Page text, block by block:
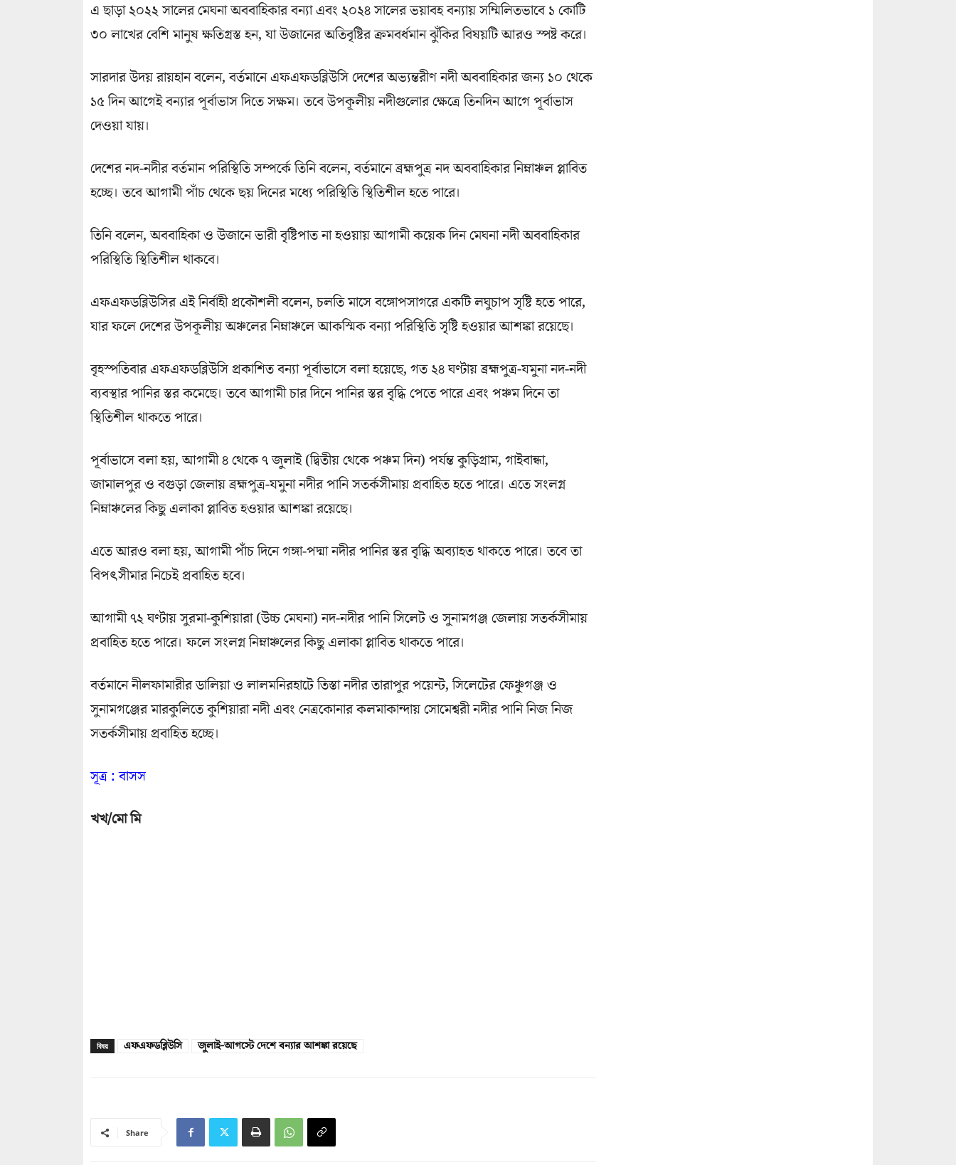
এ ছাড়া ২০২২ সালের মেঘনা অববাহিকার বন্যা এবং ২০২৪ সালের ভয়াবহ বন্যায় সম্মিলিতভাবে ১ কোটি
৩০ লাখের বেশি মানুষ ক্ষতিগ্রস্ত হন, যা উজানের অতিবৃষ্টির ক্রমবর্ধমান ঝুঁকির বিষয়টি আরও স্পষ্ট করে।
সারদার উদয় রায়হান বলেন, বর্তমানে এফএফডব্লিউসি দেশের অভ্যন্তরীণ নদী অববাহিকার জন্য ১০ থেকে
১৫ দিন আগেই বন্যার পূর্বাভাস দিতে সক্ষম। তবে উপকূলীয় নদীগুলোর ক্ষেত্রে তিনদিন আগে পূর্বাভাস
দেওয়া যায়।
দেশের নদ-নদীর বর্তমান পরিস্থিতি সম্পর্কে তিনি বলেন, বর্তমানে ব্রহ্মপুত্র নদ অববাহিকার নিম্নাঞ্চল প্লাবিত
হচ্ছে। তবে আগামী পাঁচ থেকে ছয় দিনের মধ্যে পরিস্থিতি স্থিতিশীল হতে পারে।
তিনি বলেন, অববাহিকা ও উজানে ভারী বৃষ্টিপাত না হওয়ায় আগামী কয়েক দিন মেঘনা নদী অববাহিকার
পরিস্থিতি স্থিতিশীল থাকবে।
এফএফডব্লিউসির এই নির্বাহী প্রকৌশলী বলেন, চলতি মাসে বঙ্গোপসাগরে একটি লঘুচাপ সৃষ্টি হতে পারে,
যার ফলে দেশের উপকূলীয় অঞ্চলের নিম্নাঞ্চলে আকস্মিক বন্যা পরিস্থিতি সৃষ্টি হওয়ার আশঙ্কা রয়েছে।
বৃহস্পতিবার এফএফডব্লিউসি প্রকাশিত বন্যা পূর্বাভাসে বলা হয়েছে, গত ২৪ ঘণ্টায় ব্রহ্মপুত্র-যমুনা নদ-নদী
ব্যবস্থার পানির স্তর কমেছে। তবে আগামী চার দিনে পানির স্তর বৃদ্ধি পেতে পারে এবং পঞ্চম দিনে তা
স্থিতিশীল থাকতে পারে।
পূর্বাভাসে বলা হয়, আগামী ৪ থেকে ৭ জুলাই (দ্বিতীয় থেকে পঞ্চম দিন) পর্যন্ত কুড়িগ্রাম, গাইবান্ধা,
জামালপুর ও বগুড়া জেলায় ব্রহ্মপুত্র-যমুনা নদীর পানি সতর্কসীমায় প্রবাহিত হতে পারে। এতে সংলগ্ন
নিম্নাঞ্চলের কিছু এলাকা প্লাবিত হওয়ার আশঙ্কা রয়েছে।
এতে আরও বলা হয়, আগামী পাঁচ দিনে গঙ্গা-পদ্মা নদীর পানির স্তর বৃদ্ধি অব্যাহত থাকতে পারে। তবে তা
বিপৎসীমার নিচেই প্রবাহিত হবে।
আগামী ৭২ ঘণ্টায় সুরমা-কুশিয়ারা (উচ্চ মেঘনা) নদ-নদীর পানি সিলেট ও সুনামগঞ্জ জেলায় সতর্কসীমায়
প্রবাহিত হতে পারে। ফলে সংলগ্ন নিম্নাঞ্চলের কিছু এলাকা প্লাবিত থাকতে পারে।
বর্তমানে নীলফামারীর ডালিয়া ও লালমনিরহাটে তিস্তা নদীর তারাপুর পয়েন্ট, সিলেটের ফেঞ্চুগঞ্জ ও
সুনামগঞ্জের মারকুলিতে কুশিয়ারা নদী এবং নেত্রকোনার কলমাকান্দায় সোমেশ্বরী নদীর পানি নিজ নিজ
সতর্কসীমায় প্রবাহিত হচ্ছে।
সূত্র : বাসস
খখ/মো মি
বিষয় এফএফডব্লিউসি জুলাই-আগস্টে দেশে বন্যার আশঙ্কা রয়েছে
Share